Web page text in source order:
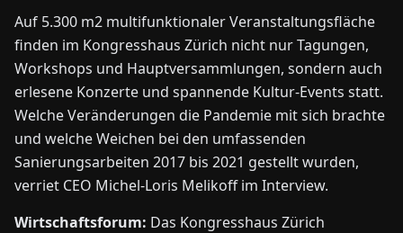
EN DEFRESITNLPLHU
KONTAKT
ZU
UNS
Auf 5.300 m2 multifunktionaler Veranstaltungsfläche
finden im Kongresshaus Zürich nicht nur Tagungen,
Workshops und Hauptversammlungen, sondern auch
erlesene Konzerte und spannende Kultur-Events statt.
Welche Veränderungen die Pandemie mit sich brachte
und welche Weichen bei den umfassenden
Sanierungsarbeiten 2017 bis 2021 gestellt wurden,
verriet CEO Michel-Loris Melikoff im Interview.
Wirtschaftsforum: Das Kongresshaus Zürich